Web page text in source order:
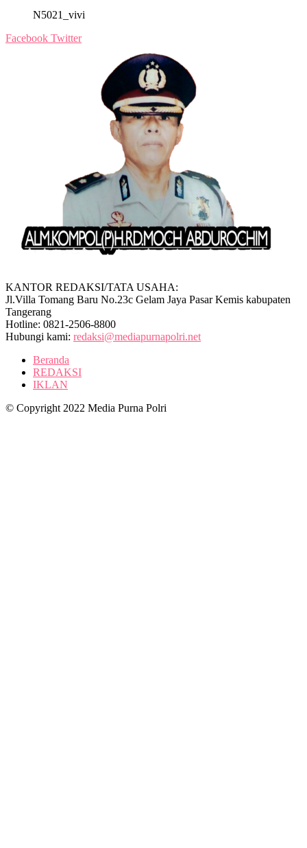
N5021_vivi
Facebook Twitter
KANTOR REDAKSI/TATA USAHA:
Jl.Villa Tomang Baru No.23c Gelam Jaya Pasar Kemis kabupaten
Tangerang
Hotline: 0821-2506-8800
Hubungi kami: redaksi@mediapurnapolri.net
Beranda
REDAKSI
IKLAN
© Copyright 2022 Media Purna Polri